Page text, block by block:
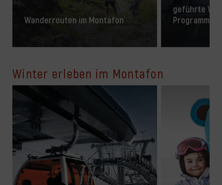
Wanderrouten im Montafon
geführte
Programm
Winter erleben im Montafon